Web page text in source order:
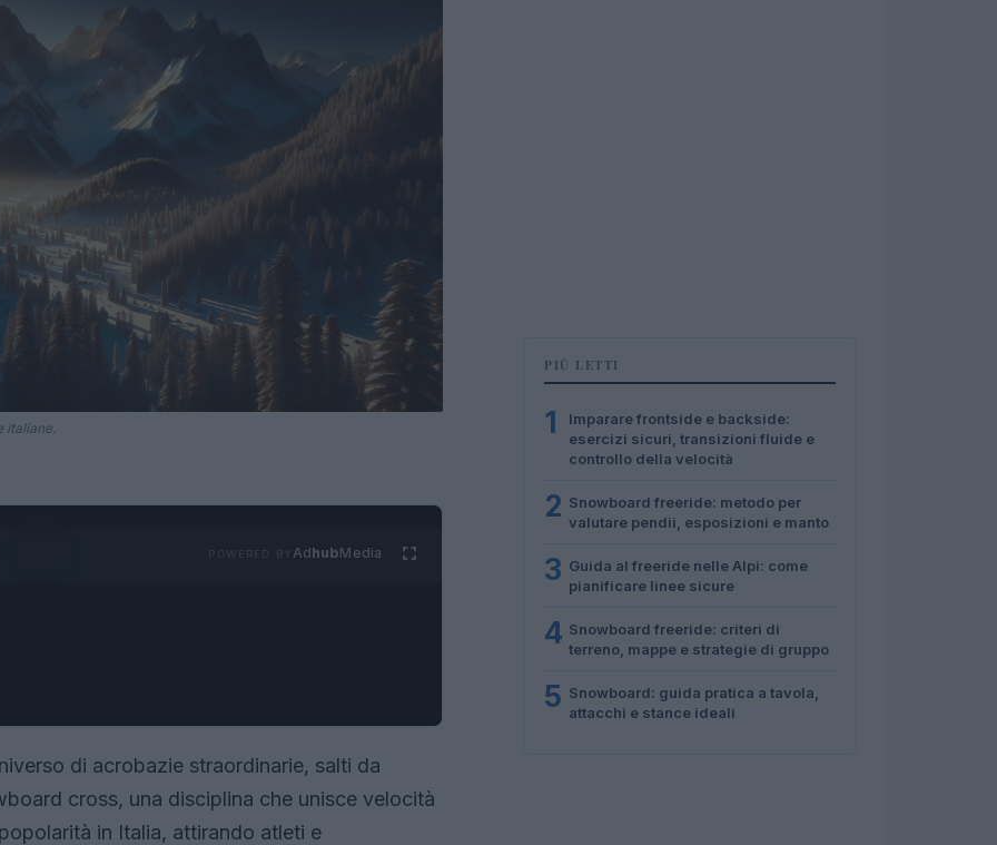
italiane.
AdhubMedia
di acrobazie straordinarie, salti da
cross, una disciplina che unisce velocità
in Italia, attirando atleti e
PIÙ LETTI
1
Imparare frontside e backside:
esercizi sicuri, transizioni fluide e
controllo della velocità
2 Snowboard freeride: metodo per
valutare pendii, esposizioni e manto
3 Guida al freeride nelle Alpi: come
pianificare linee sicure
4 Snowboard freeride: criteri di
terreno, mappe e strategie di gruppo
5 Snowboard: guida pratica a tavola,
attacchi e stance ideali